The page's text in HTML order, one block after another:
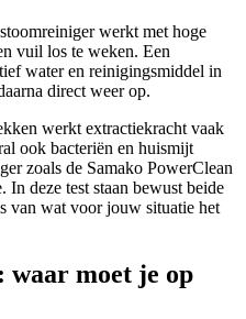
werkt met hoge
vuil los te weken. Een
water en reinigingsmiddel in
direct weer op.
werkt extractiekracht vaak
ook bacteriën en huismijt
zoals de Samako PowerClean
deze test staan bewust beide
van wat voor jouw situatie het
moet je op